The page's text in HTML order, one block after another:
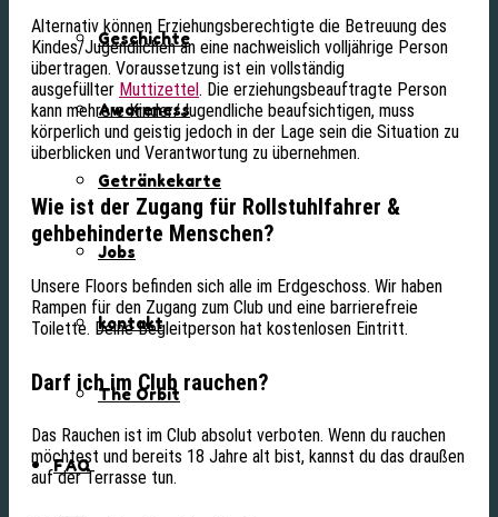
Geschichte
Awareness
Getränkekarte
Jobs
kontakt
The Orbit
FAQ
Alternativ können Erziehungsberechtigte die Betreuung des
Kindes/Jugendlichen an eine nachweislich volljährige Person
übertragen. Voraussetzung ist ein vollständig
ausgefüllter Muttizettel. Die erziehungsbeauftragte Person
kann mehrere Kinder/Jugendliche beaufsichtigen, muss
körperlich und geistig jedoch in der Lage sein die Situation zu
überblicken und Verantwortung zu übernehmen.
Wie ist der Zugang für Rollstuhlfahrer &
gehbehinderte Menschen?
Unsere Floors befinden sich alle im Erdgeschoss. Wir haben
Rampen für den Zugang zum Club und eine barrierefreie
Toilette. Deine Begleitperson hat kostenlosen Eintritt.
Darf ich im Club rauchen?
Das Rauchen ist im Club absolut verboten. Wenn du rauchen
möchtest und bereits 18 Jahre alt bist, kannst du das draußen
auf der Terrasse tun.